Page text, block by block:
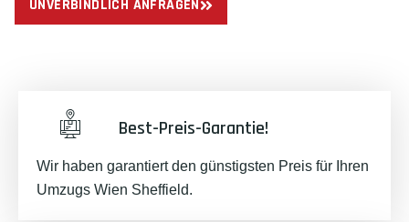
UNVERBINDLICH ANFRAGEN
Best-Preis-Garantie!
Wir haben garantiert den günstigsten Preis für Ihren
Umzugs Wien Sheffield.